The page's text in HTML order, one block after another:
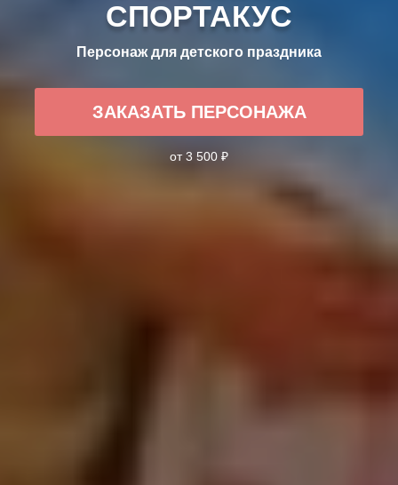
СПОРТАКУС
Персонаж для детского праздника
ЗАКАЗАТЬ ПЕРСОНАЖА
от 3 500 ₽